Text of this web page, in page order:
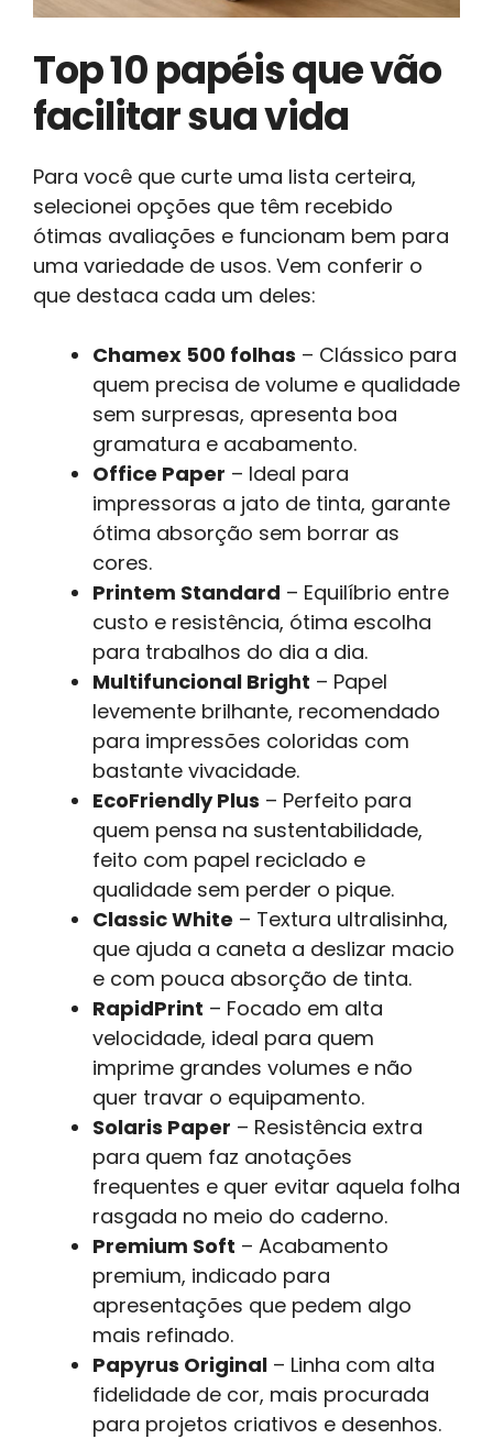
Top 10 papéis que vão
facilitar sua vida
Para você que curte uma lista certeira,
selecionei opções que têm recebido
ótimas avaliações e funcionam bem para
uma variedade de usos. Vem conferir o
que destaca cada um deles:
Chamex 500 folhas – Clássico para
quem precisa de volume e qualidade
sem surpresas, apresenta boa
gramatura e acabamento.
Office Paper – Ideal para
impressoras a jato de tinta, garante
ótima absorção sem borrar as
cores.
Printem Standard – Equilíbrio entre
custo e resistência, ótima escolha
para trabalhos do dia a dia.
Multifuncional Bright – Papel
levemente brilhante, recomendado
para impressões coloridas com
bastante vivacidade.
EcoFriendly Plus – Perfeito para
quem pensa na sustentabilidade,
feito com papel reciclado e
qualidade sem perder o pique.
Classic White – Textura ultralisinha,
que ajuda a caneta a deslizar macio
e com pouca absorção de tinta.
RapidPrint – Focado em alta
velocidade, ideal para quem
imprime grandes volumes e não
quer travar o equipamento.
Solaris Paper – Resistência extra
para quem faz anotações
frequentes e quer evitar aquela folha
rasgada no meio do caderno.
Premium Soft – Acabamento
premium, indicado para
apresentações que pedem algo
mais refinado.
Papyrus Original – Linha com alta
fidelidade de cor, mais procurada
para projetos criativos e desenhos.